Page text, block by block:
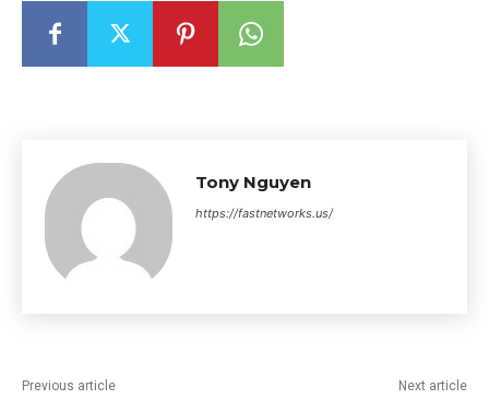
Tony Nguyen
https://fastnetworks.us/
Previous article Next article